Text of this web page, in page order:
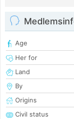
Age
Her for
Land
By
Origins
Civil status